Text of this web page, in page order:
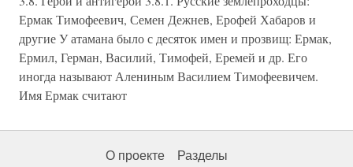
Ермак Тимофеевич, Семен Дежнев, Ерофей Хабаров и
другие У атамана было с десяток имен и прозвищ: Ермак,
Ермил, Герман, Василий, Тимофей, Еремей и др. Его
иногда называют Алениным Василием Тимофеевичем.
Имя Ермак считают
О проекте Разделы